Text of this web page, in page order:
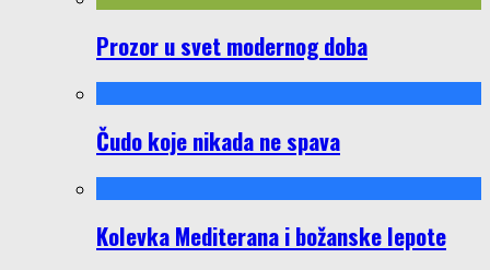
Prozor u svet modernog doba
Čudo koje nikada ne spava
Kolevka Mediterana i božanske lepote